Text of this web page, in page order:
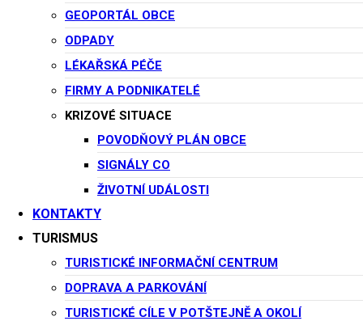
GEOPORTÁL OBCE
ODPADY
LÉKAŘSKÁ PÉČE
FIRMY A PODNIKATELÉ
KRIZOVÉ SITUACE
POVODŇOVÝ PLÁN OBCE
SIGNÁLY CO
ŽIVOTNÍ UDÁLOSTI
KONTAKTY
TURISMUS
TURISTICKÉ INFORMAČNÍ CENTRUM
DOPRAVA A PARKOVÁNÍ
TURISTICKÉ CÍLE V POTŠTEJNĚ A OKOLÍ
Smlouva – dotace Zahrádkáři
🗓️ Datum vyvěšení:27. 3. 2026
energie č. 11006107633724. 3. 2026
Veřejnosprávní smlouva TJ Sokol27. 3. 2026
Další příspěvky
Veřejnoprávní smlouvy